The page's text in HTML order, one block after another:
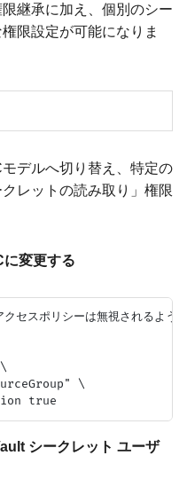
継承に加え、個別のシー
限設定が可能になりま
デルへ切り替え、特定の
レットの読み取り」権限
変更する
セスポリシーは無視されるよう
\
シークレット ユーザ